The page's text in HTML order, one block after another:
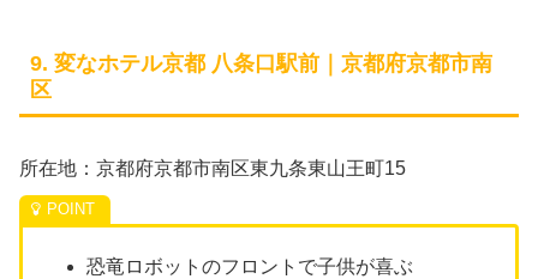
9. 変なホテル京都 八条口駅前｜京都府京都市南
区
所在地：京都府京都市南区東九条東山王町15
恐竜ロボットのフロントで子供が喜ぶ